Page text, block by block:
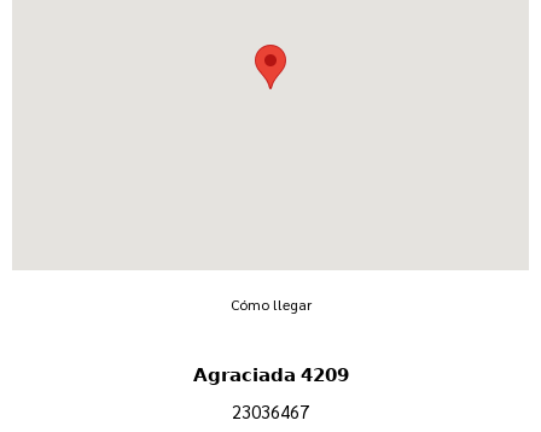
Cómo llegar
𝗔𝗴𝗿𝗮𝗰𝗶𝗮𝗱𝗮 𝟰𝟮𝟬𝟵
23036467